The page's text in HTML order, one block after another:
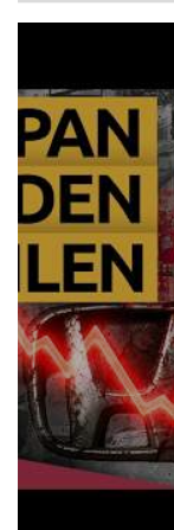
Salzburg
Baden-Baden
und 2022
in Psychiatrie
Nach
"politische
Iran-Krieg:
neue Gespräche
Fund von
Luftsicherheit
Für zwei Jahre:
Niedrigwasser: